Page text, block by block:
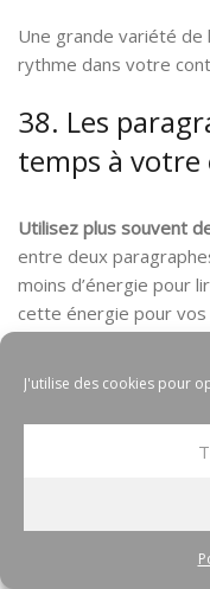
J'utilise des cookies pour
Une grande variété de
rythme dans votre
38. Les
temps à
Utilisez plus souvent
entre deux
moins d’énergie pour
cette énergie pour vos
39. Utilisez